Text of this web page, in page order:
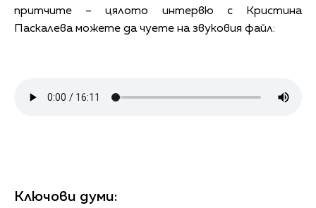
притчите – цялото интервю с Кристина
Паскалева можете да чуете на звуковия файл:
Ключови думи: